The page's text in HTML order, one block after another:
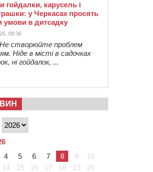
гойдалки, карусель і
у Черкасах просять
умови в дитсадку
09:36
Не створюйте проблем
Ніде в місті в садочках
ні гойдалок, ...
4 5 6 7 8 9
10
14 15 16 17 18 19 20